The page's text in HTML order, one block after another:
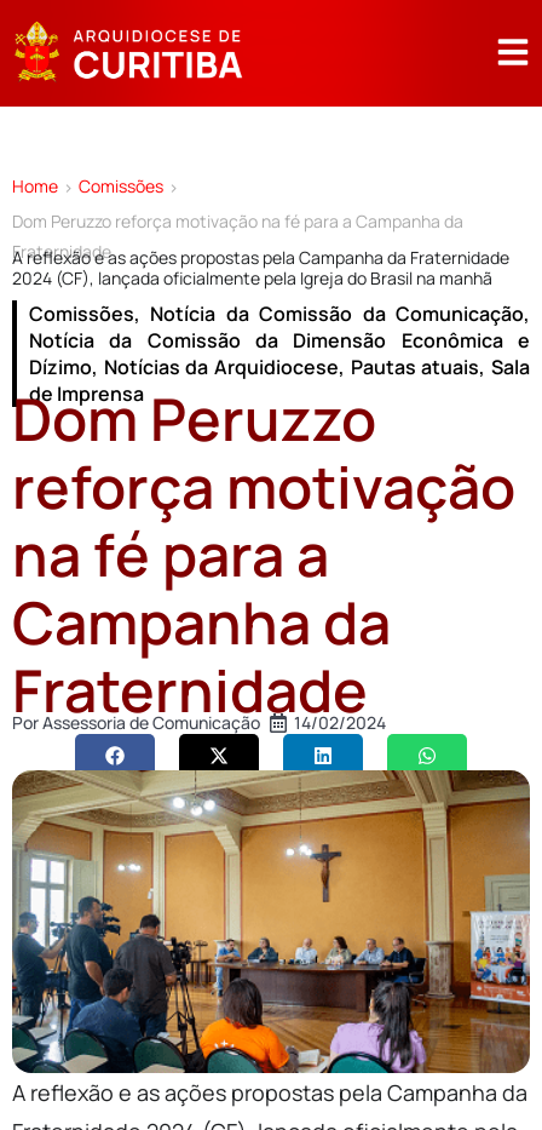
Home > Comissões >
Dom Peruzzo reforça motivação na fé para a Campanha da
Fraternidade
A reflexão e as ações propostas pela Campanha da Fraternidade
2024 (CF), lançada oficialmente pela Igreja do Brasil na manhã
Comissões, Notícia da Comissão da Comunicação,
Notícia da Comissão da Dimensão Econômica e
Dízimo, Notícias da Arquidiocese, Pautas atuais,Sala
de Imprensa
Dom Peruzzo
reforça motivação
na fé para a
Campanha da
Fraternidade
PorAssessoria de Comunicação 14/02/2024
A reflexão e as ações propostas pela Campanha da